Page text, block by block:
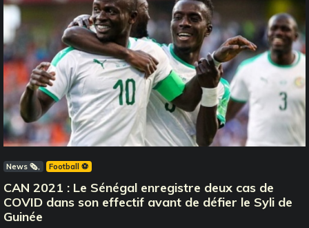
News 🗞️ Football ⚽️
CAN 2021 : Le Sénégal enregistre deux cas de
COVID dans son effectif avant de défier le Syli de
Guinée